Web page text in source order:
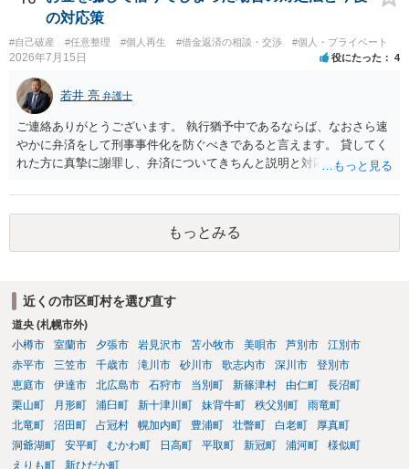
ことは可能でしょうか？ →一般的には難しいです。相談者さんも１０
０万円の被害を受けたとして、１円も払わないで和解したいと言われ
たら、 できるだけ重い刑罰を与えて欲しい、と思われるのではない
でしょうか。 ＞弁護士さんに入ってもらうことで支払額が下がること
はありますか？ そこはあり得ます、ただ、弁護士費用かけるならその
分賠償に回すことも考えられるので、 兼ね合いは考えてみましょう。
の対応策
#自己破産 #任意整理 #個人再生 #借金返済の相談・交渉 #個人・プライベート
2026年7月15日 役にたった 4
若井 亮 弁護士
ご連絡ありがとうございます。 執行猶予中であるならば、なおさら速
やかに弁済をして刑事事件化を防ぐべきであると言えます。 貸してく
れた方に真摯に謝罪し、弁済についてきちんと説明と対応を行ってい
もっとみる
近くの市区町村を選び直す
道央 (札幌市外)
小樽市
室蘭市 夕張市 岩見沢市 苫小牧市 美唄市 芦別市
江別市
赤平市
三笠市 千歳市 滝川市 砂川市 歌志内市 深川市
登別市
恵庭市
伊達市 北広島市 石狩市 当別町 新篠津村 由仁町
長沼町
栗山町
月形町 浦臼町 新十津川町 妹背牛町 秩父別町
雨竜町
北竜町
沼田町 占冠村 幌加内町 豊浦町 壮瞥町 白老町
厚真町
洞爺湖町
安平町 むかわ町 日高町 平取町 新冠町 浦河町
様似町
えりも町
新ひだか町